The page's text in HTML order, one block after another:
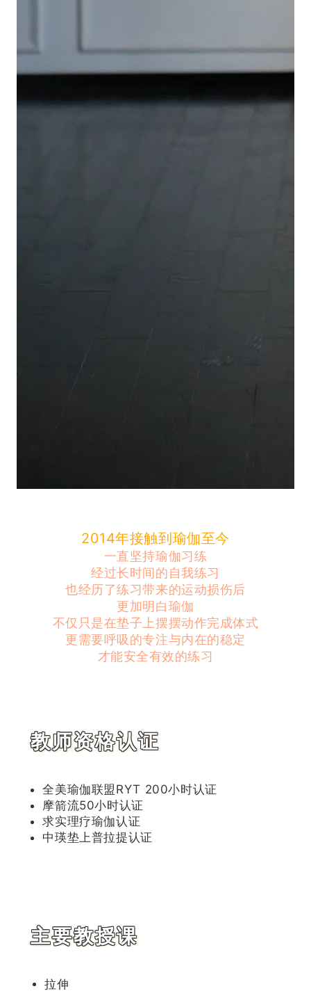
2014年接触到瑜伽至今
一直坚持瑜伽习练
经过长时间的自我练习
也经历了练习带来的运动损伤后
更加明白瑜伽
不仅只是在垫子上摆摆动作完成体式
更需要呼吸的专注与内在的稳定
才能安全有效的练习
教师资格认证
全美瑜伽联盟RYT 200小时认证
摩箭流50小时认证
求实理疗瑜伽认证
中瑛垫上普拉提认证
主要教授课
拉伸